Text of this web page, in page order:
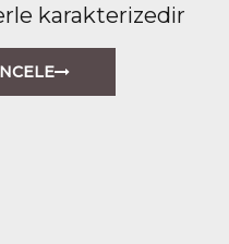
karakterizedir